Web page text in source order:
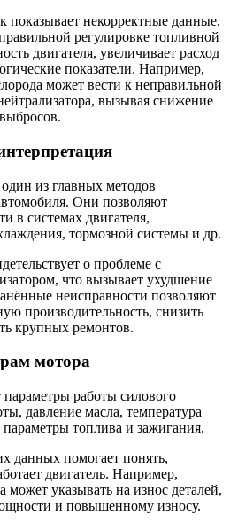
показывает некорректные данные,
регулировке топливной
двигателя, увеличивает расход
показатели. Например,
может вести к неправильной
вызывая снижение
из главных методов
Они позволяют
в системах двигателя,
тормозной системы и др.
о проблеме с
что вызывает ухудшение
неисправности позволяют
производительность, снизить
крупных ремонтов.
мотора
работы силового
давление масла, температура
топлива и зажигания.
данных помогает понять,
двигатель. Например,
может указывать на износ деталей,
и повышенному износу.